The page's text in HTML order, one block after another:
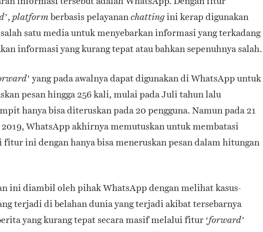
’, platformberbasis pelayananchattingini kerap digunakan
salah satu media untuk menyebarkan informasi yang terkadang
informasi yang kurang tepat atau bahkan sepenuhnya salah.
’ yang pada awalnya dapat digunakan di WhatsApp untuk
pesan hingga 256 kali, mulai pada Juli tahun lalu
hanya bisa diteruskan pada 20 pengguna. Namun pada 21
WhatsApp akhirnya memutuskan untuk membatasi
fitur ini dengan hanya bisa meneruskan pesan dalam hitungan
ini diambil oleh pihak WhatsApp dengan melihat kasus-
terjadi di belahan dunia yang terjadi akibat tersebarnya
yang kurang tepat secara masif melalui fitur ‘forward’